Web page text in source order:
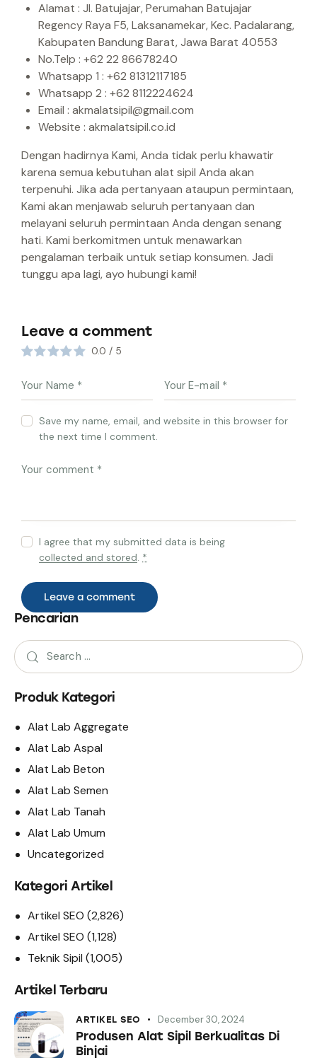
Alamat : Jl. Batujajar, Perumahan Batujajar
Regency Raya F5, Laksanamekar, Kec. Padalarang,
Kabupaten Bandung Barat, Jawa Barat 40553
No.Telp : +62 22 86678240
Whatsapp 1 : +62 81312117185
Whatsapp 2 : +62 8112224624
Email : akmalatsipil@gmail.com
Website : akmalatsipil.co.id
Dengan hadirnya Kami, Anda tidak perlu khawatir
karena semua kebutuhan alat sipil Anda akan
terpenuhi. Jika ada pertanyaan ataupun permintaan,
Kami akan menjawab seluruh pertanyaan dan
melayani seluruh permintaan Anda dengan senang
hati. Kami berkomitmen untuk menawarkan
pengalaman terbaik untuk setiap konsumen. Jadi
tunggu apa lagi, ayo hubungi kami!
Leave a comment
0.0 / 5
Save my name, email, and website in this browser for
the next time I comment.
I agree that my submitted data is being
collected and stored *
Pencarian
Produk Kategori
Alat Lab Aggregate
Alat Lab Aspal
Alat Lab Beton
Alat Lab Semen
Alat Lab Tanah
Alat Lab Umum
Uncategorized
Kategori Artikel
Artikel SEO (2,826)
Artikel SEO (1,128)
Teknik Sipil (1,005)
Artikel Terbaru
ARTIKEL SEO December 30, 2024
Produsen Alat Sipil Berkualitas Di
Binjai